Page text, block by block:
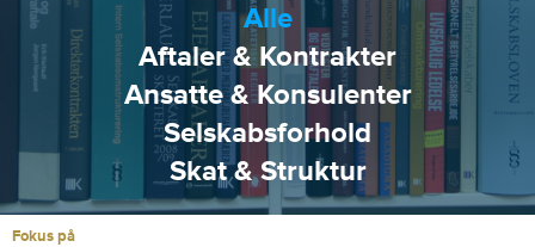
Alle
Aftaler & Kontrakter
Ansatte & Konsulenter
Selskabsforhold
Skat & Struktur
Fokus på